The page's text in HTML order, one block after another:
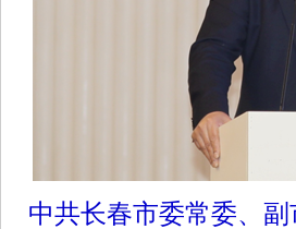
中共长春市委常委、